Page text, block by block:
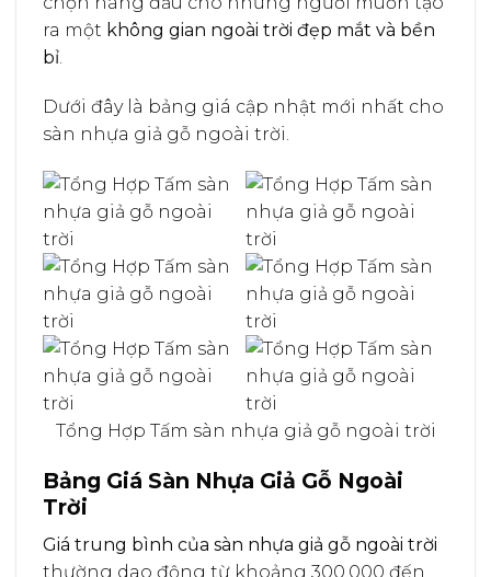
ra một không gian ngoài trời đẹp mắt và bền
bỉ
Dưới đây là bảng giá cập nhật mới nhất cho
sàn nhựa giả gỗ ngoài trời.
Tổng Hợp Tấm sàn nhựa giả gỗ ngoài trời
Bảng Giá Sàn Nhựa Giả Gỗ Ngoài
Trời
Giá trung bình của sàn nhựa giả gỗ ngoài trời
thường dao động từ khoảng 300.000 đến